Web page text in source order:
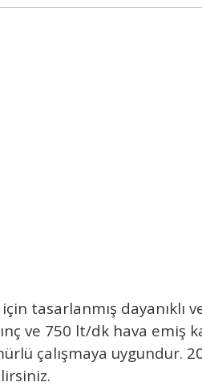
tasarlanmış dayanıklı
ve 750 lt/dk hava emiş
çalışmaya uygundur.